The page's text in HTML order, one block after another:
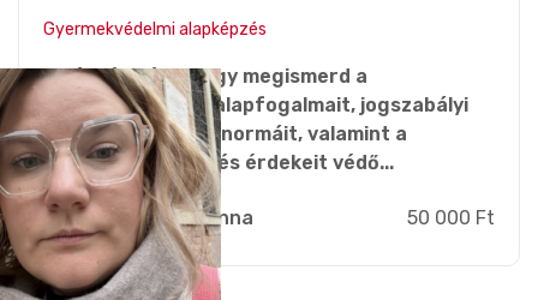
Gyermekvédelmi alapképzés
A képzés célja, hogy megismerd a
gyermekvédelem alapfogalmait, jogszabályi
hátterét és etikai normáit, valamint a
gyermekek jogait és érdekeit védő...
Branauer Anna 50 000 Ft